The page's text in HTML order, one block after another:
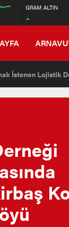
GRAM ALTIN
İstenen Lojistik